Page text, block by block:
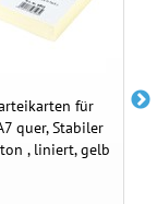
für
quer, Stabiler
, liniert, gelb